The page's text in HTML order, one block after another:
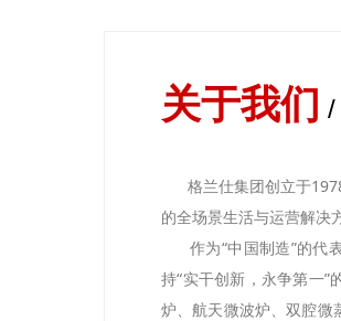
关于我们 /
格兰仕集团创立于
的全场景生活与运营解决
作为“中国制造”的代表
持“实干创新，永争第一
炉、航天微波炉、双腔微